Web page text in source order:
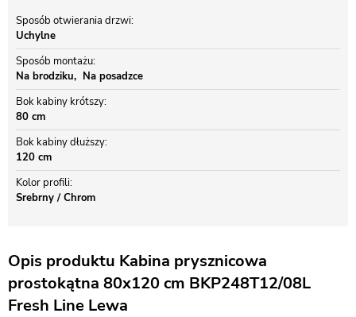
Sposób otwierania drzwi
Uchylne
Sposób montażu
Na brodziku
Na posadzce
Bok kabiny krótszy
80 cm
Bok kabiny dłuższy
120 cm
Kolor profili
Srebrny / Chrom
Opis produktu Kabina prysznicowa
prostokątna 80x120 cm BKP248T12/08L
Fresh Line Lewa